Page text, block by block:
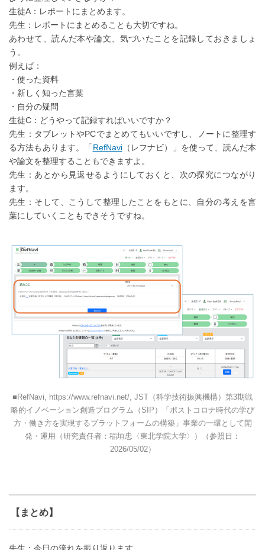
生徒A：レポートにまとめます。
先生：レポートにまとめることも大切ですね。
あわせて、読んだ本や論文、気づいたことを記録しておきましょ
う。
例えば：
・使った資料
・新しく知った言葉
・自分の疑問
生徒C：どうやって記録すればいいですか？
先生：タブレットやPCでまとめてもいいですし、ノートに整理す
る方法もあります。「 RefNavi（レフナビ）」を使って、読んだ本
や論文を整理することもできますよ。
先生：あとから見返せるようにしておくと、次の探究につながり
ます。
先生：そして、こうして整理したことをもとに、自分の考えを言
葉にしていくこともできそうですね。
RefNavi, https://www.refnavi.net/, JST（科学技術振興機構）第3期戦
略的イノベーション創造プログラム（SIP）「ポストコロナ時代の学び
方・働き方を実現するプラットフォームの構築」事業の一環として開
発・運用（研究責任者：稲垣忠〈東北学院大学〉）（参照日：
2026/05/02）
【まとめ】